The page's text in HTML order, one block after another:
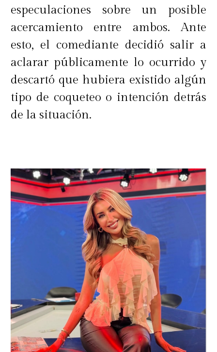
especulaciones sobre un posible
acercamiento entre ambos. Ante
esto, el comediante decidió salir a
aclarar públicamente lo ocurrido y
descartó que hubiera existido algún
tipo de coqueteo o intención detrás
de la situación.